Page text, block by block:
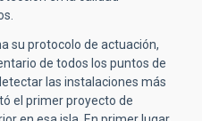
su protocolo de actuación,
de todos los puntos de
las instalaciones más
el primer proyecto de